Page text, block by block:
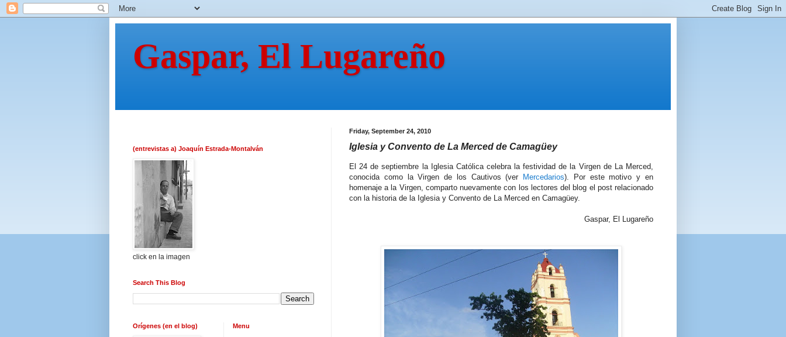
Gaspar, El Lugareño
Friday, September 24, 2010
Iglesia y Convento de La Merced de Camagüey
El 24 de septiembre la Iglesia Católica celebra la festividad de la Virgen de La Merced,
conocida como la Virgen de los Cautivos (ver
Mercedarios). Por este motivo y en
homenaje a la Virgen, comparto nuevamente con los lectores del blog el post relacionado
con la historia de la Iglesia y Convento de La Merced en Camagüey.
Gaspar, El Lugareño
(entrevistas a) Joaquín Estrada-Montalván
click en la imagen
Search This Blog
Orígenes (en el blog) Menu